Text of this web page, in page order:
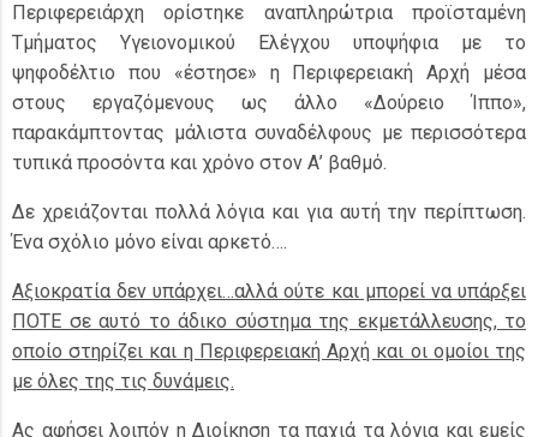
Περιφερειάρχη ορίστηκε αναπληρώτρια προϊσταμένη
Τμήματος Υγειονομικού Ελέγχου υποψήφια με το
ψηφοδέλτιο που «έστησε» η Περιφερειακή Αρχή μέσα
στους εργαζόμενους ως άλλο «Δούρειο Ίππο»,
παρακάμπτοντας μάλιστα συναδέλφους με περισσότερα
τυπικά προσόντα και χρόνο στον Α’ βαθμό.
Δε χρειάζονται πολλά λόγια και για αυτή την περίπτωση.
Ένα σχόλιο μόνο είναι αρκετό….
Αξιοκρατία δεν υπάρχει…αλλά ούτε και μπορεί να υπάρξει
ΠΟΤΕ σε αυτό το άδικο σύστημα της εκμετάλλευσης, το
οποίο στηρίζει και η Περιφερειακή Αρχή και οι ομοίοι της
με όλες της τις δυνάμεις.
Ας αφήσει λοιπόν η Διοίκηση τα παχιά τα λόγια και εμείς